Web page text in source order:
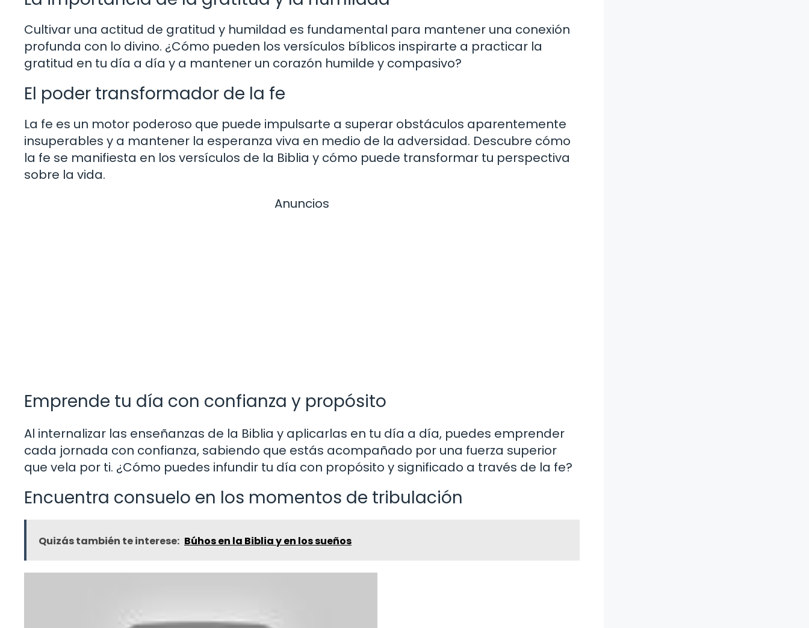
Cultivar una actitud de gratitud y humildad es fundamental para mantener una conexión
profunda con lo divino. ¿Cómo pueden los versículos bíblicos inspirarte a practicar la
gratitud en tu día a día y a mantener un corazón humilde y compasivo?
El poder transformador de la fe
La fe es un motor poderoso que puede impulsarte a superar obstáculos aparentemente
insuperables y a mantener la esperanza viva en medio de la adversidad. Descubre cómo
la fe se manifiesta en los versículos de la Biblia y cómo puede transformar tu perspectiva
sobre la vida.
Anuncios
Emprende tu día con confianza y propósito
Al internalizar las enseñanzas de la Biblia y aplicarlas en tu día a día, puedes emprender
cada jornada con confianza, sabiendo que estás acompañado por una fuerza superior
que vela por ti. ¿Cómo puedes infundir tu día con propósito y significado a través de la fe?
Encuentra consuelo en los momentos de tribulación
Quizás también te interese: Búhos en la Biblia y en los sueños